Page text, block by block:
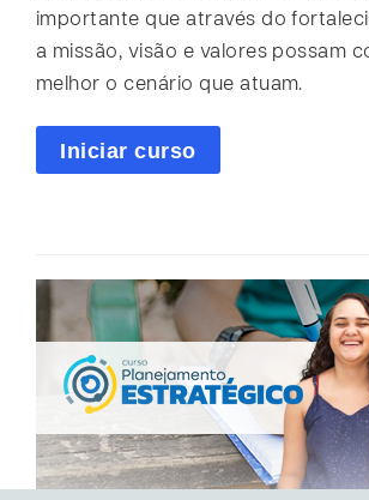
importante que através do
a missão, visão e valores possam
melhor o cenário que atuam.
Iniciar curso